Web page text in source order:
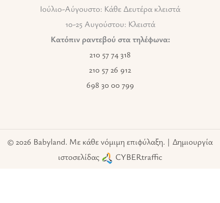
Ιούλιο-Αύγουστο: Κάθε Δευτέρα κλειστά
10-25 Αυγούστου: Κλειστά
Κατόπιν ραντεβού στα τηλέφωνα:
210 57 74 318
210 57 26 912
698 30 00 799
© 2026 Babyland. Με κάθε νόμιμη επιφύλαξη. | Δημιουργία
ιστοσελίδας
CYBERtraffic